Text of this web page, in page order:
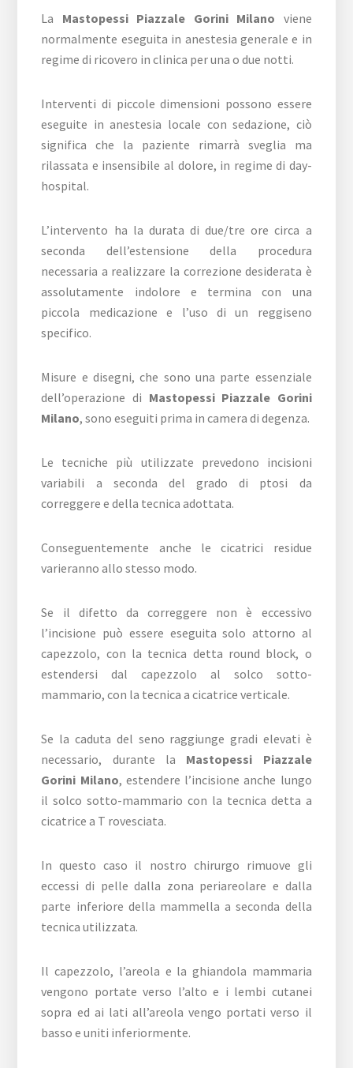
La Mastopessi Piazzale Gorini Milano viene
normalmente eseguita in anestesia generale e in
regime di ricovero in clinica per una o due notti.
Interventi di piccole dimensioni possono essere
eseguite in anestesia locale con sedazione, ciò
significa che la paziente rimarrà sveglia ma
rilassata e insensibile al dolore, in regime di day-
hospital.
L’intervento ha la durata di due/tre ore circa a
seconda dell’estensione della procedura
necessaria a realizzare la correzione desiderata è
assolutamente indolore e termina con una
piccola medicazione e l’uso di un reggiseno
specifico.
Misure e disegni, che sono una parte essenziale
dell’operazione di Mastopessi Piazzale Gorini
Milano, sono eseguiti prima in camera di degenza.
Le tecniche più utilizzate prevedono incisioni
variabili a seconda del grado di ptosi da
correggere e della tecnica adottata.
Conseguentemente anche le cicatrici residue
varieranno allo stesso modo.
Se il difetto da correggere non è eccessivo
l’incisione può essere eseguita solo attorno al
capezzolo, con la tecnica detta round block, o
estendersi dal capezzolo al solco sotto-
mammario, con la tecnica a cicatrice verticale.
Se la caduta del seno raggiunge gradi elevati è
necessario, durante la Mastopessi Piazzale
Gorini Milano, estendere l’incisione anche lungo
il solco sotto-mammario con la tecnica detta a
cicatrice a T rovesciata.
In questo caso il nostro chirurgo rimuove gli
eccessi di pelle dalla zona periareolare e dalla
parte inferiore della mammella a seconda della
tecnica utilizzata.
Il capezzolo, l’areola e la ghiandola mammaria
vengono portate verso l’alto e i lembi cutanei
sopra ed ai lati all’areola vengo portati verso il
basso e uniti inferiormente.